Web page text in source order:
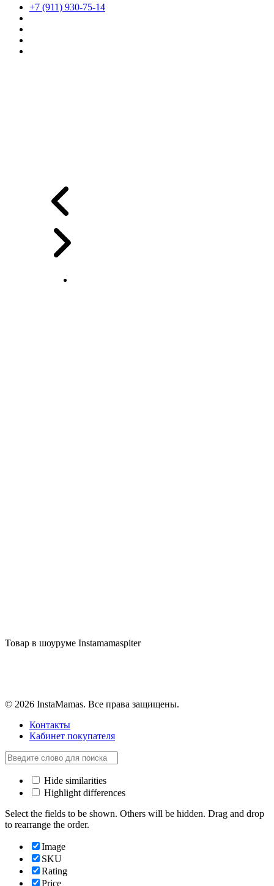
+7 (911) 930-75-14
Товар в шоуруме Instamamaspiter
© 2026 InstaMamas. Все права защищены.
Контакты
Кабинет покупателя
Hide similarities
Highlight differences
Select the fields to be shown. Others will be hidden. Drag and drop
to rearrange the order.
Image
SKU
Rating
Price